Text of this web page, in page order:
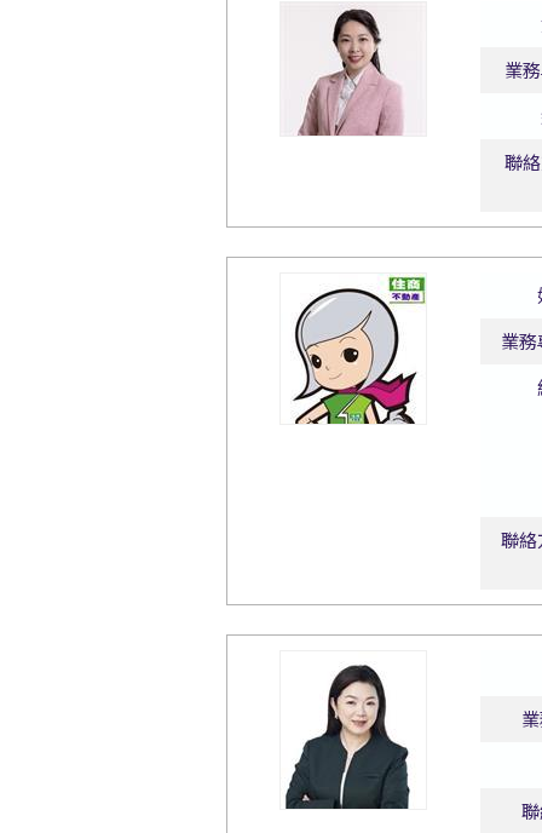
業
聯
業
聯